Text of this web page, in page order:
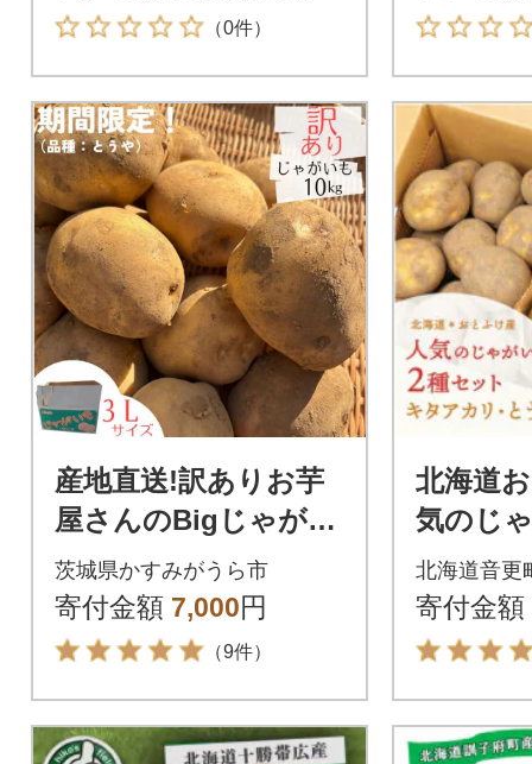
す。
（0件）
す。
産地直送!訳ありお芋
屋さんのBigじゃがい
も(品種:とうや)10kg
茨城県かすみがうら市
寄付金額 7,000円
（9件）
北海道
気の
とう
カリ 2
kg 【
北海道音更
寄付金額